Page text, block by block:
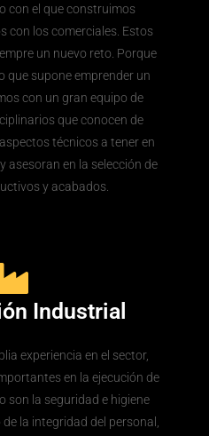
con el que construimos
con los comerciales. Estos
un nuevo reto. Porque
que supone emprender un
con un gran equipo de
que conocen de
técnicos a tener en
asesoran en la selección de
y acabados.
Industrial
experiencia en el sector,
en la ejecución de
son la seguridad e higiene
la integridad del personal,